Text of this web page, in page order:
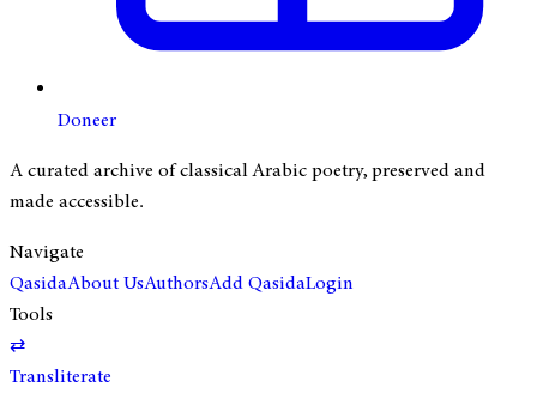
Doneer
A curated archive of classical Arabic poetry, preserved and
made accessible.
Navigate
QasidaAbout UsAuthorsAdd QasidaLogin
Tools
⇄
Transliterate